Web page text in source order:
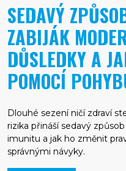
SEDAVÝ
ZABIJÁK
DŮSLEDKY A
POMOCÍ
Dlouhé sezení ničí zdraví
rizika přináší sedavý
imunitu a jak ho změnit
správnými návyky.